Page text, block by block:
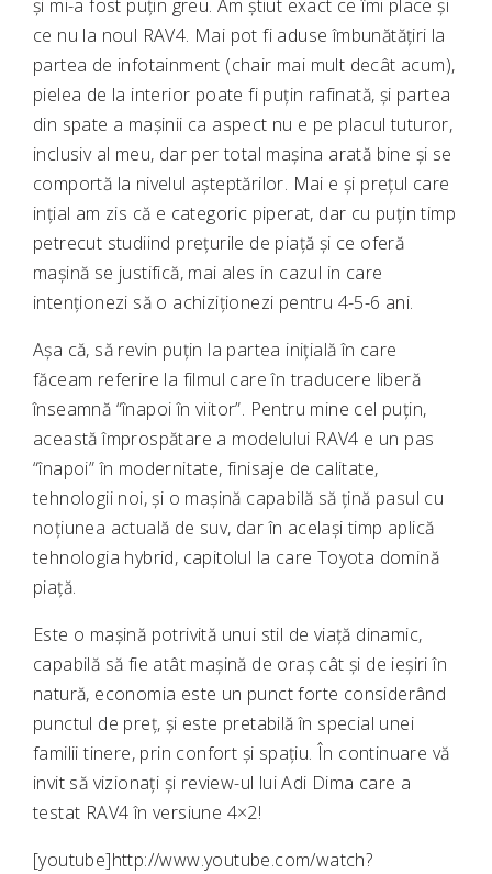
și mi-a fost puțin greu. Am știut exact ce îmi place și
ce nu la noul RAV4. Mai pot fi aduse îmbunătățiri la
partea de infotainment (chair mai mult decât acum),
pielea de la interior poate fi puțin rafinată, și partea
din spate a mașinii ca aspect nu e pe placul tuturor,
inclusiv al meu, dar per total mașina arată bine și se
comportă la nivelul așteptărilor. Mai e și prețul care
ințial am zis că e categoric piperat, dar cu puțin timp
petrecut studiind prețurile de piață și ce oferă
mașină se justifică, mai ales in cazul in care
intenționezi să o achiziționezi pentru 4-5-6 ani.
Așa că, să revin puțin la partea inițială în care
făceam referire la filmul care în traducere liberă
înseamnă “înapoi în viitor”. Pentru mine cel puțin,
această împrospătare a modelului RAV4 e un pas
“înapoi” în modernitate, finisaje de calitate,
tehnologii noi, și o mașină capabilă să țină pasul cu
noțiunea actuală de suv, dar în același timp aplică
tehnologia hybrid, capitolul la care Toyota domină
piață.
Este o mașină potrivită unui stil de viață dinamic,
capabilă să fie atât mașină de oraș cât și de ieșiri în
natură, economia este un punct forte considerând
punctul de preț, și este pretabilă în special unei
familii tinere, prin confort și spațiu. În continuare vă
invit să vizionați și review-ul lui Adi Dima care a
testat RAV4 în versiune 4×2!
[youtube]http://www.youtube.com/watch?